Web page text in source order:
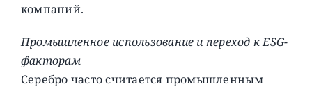
компаний.
Промышленное использование и переход к ESG-
факторам
Серебро часто считается промышленным